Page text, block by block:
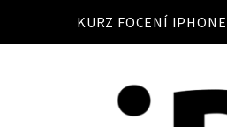
KURZ FOCENÍ IPHONE